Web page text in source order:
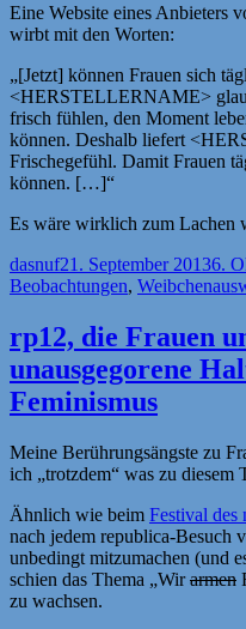
Eine Website eines Anbieters
wirbt mit den Worten:
„[Jetzt] können Frauen sich
<HERSTELLERNAME>
frisch fühlen, den Moment
können. Deshalb liefert
Frischegefühl. Damit Frauen
können. […]“
Es wäre wirklich zum Lachen
Autor
dasnufVeröffentlicht
am
21. September 20136.
Beobachtungen, Weibchen
rp12, die Frauen
unausgegorene
Feminismus
Meine Berührungsängste zu
ich „trotzdem“ was zu diesem
Ähnlich wie beim Festival des
nach jedem republica-Besuch
unbedingt mitzumachen (und
schien das Thema „Wirarmen
zu wachsen.